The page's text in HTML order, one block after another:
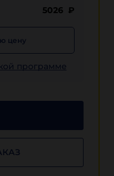
5026 ₽
цену
программе